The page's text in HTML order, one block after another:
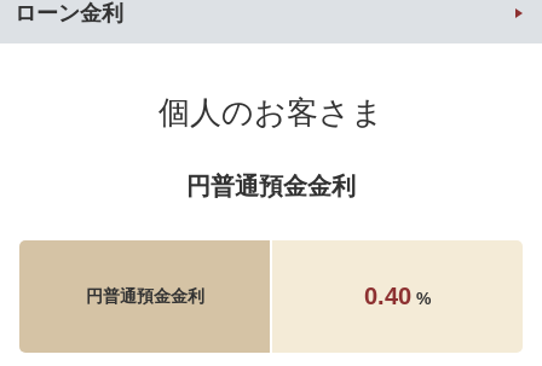
ローン金利
個人のお客さま
円普通預金金利
円普通預金金利 0.40 %